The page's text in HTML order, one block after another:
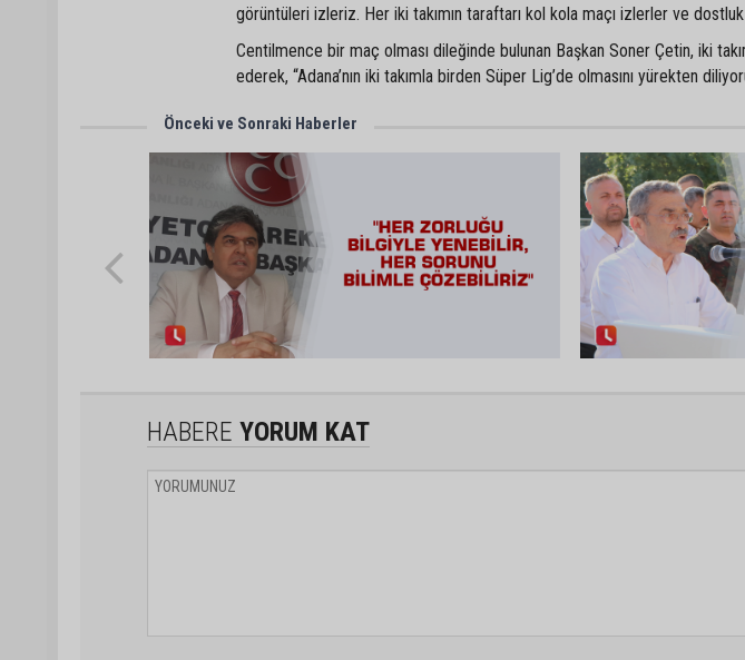
görüntüleri izleriz. Her iki takımın taraftarı kol kola maçı izlerler ve
Centilmence bir maç olması dileğinde bulunan Başkan Soner Çetin, iki
ederek, “Adana’nın iki takımla birden Süper Lig’de olmasını yürekten
Önceki ve Sonraki Haberler
HABERE YORUM KAT